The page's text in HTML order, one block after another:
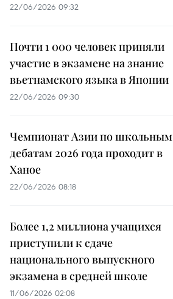
22/06/2026 09:32
Почти 1 000 человек приняли
участие в экзамене на знание
вьетнамского языка в Японии
22/06/2026 09:30
Чемпионат Азии по школьным
дебатам 2026 года проходит в
Ханое
22/06/2026 08:18
Более 1,2 миллиона учащихся
приступили к сдаче
национального выпускного
экзамена в средней школе
11/06/2026 02:08